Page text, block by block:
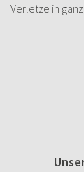
Verletze in